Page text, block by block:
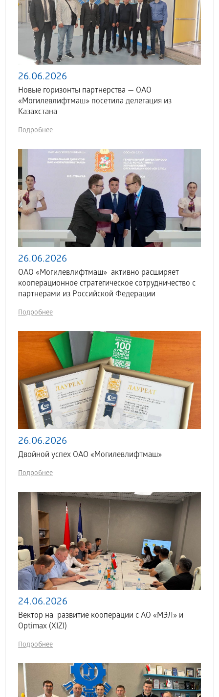
26.06.2026
Новые горизонты партнерства — ОАО
«Могилевлифтмаш» посетила делегация из
Казахстана
Подробнее
26.06.2026
ОАО «Могилевлифтмаш» активно расширяет
кооперационное стратегическое сотрудничество с
партнерами из Российской Федерации
Подробнее
26.06.2026
Двойной успех ОАО «Могилевлифтмаш»
Подробнее
24.06.2026
Вектор на развитие кооперации с АО «МЭЛ» и
Optimax (XIZI)
Подробнее